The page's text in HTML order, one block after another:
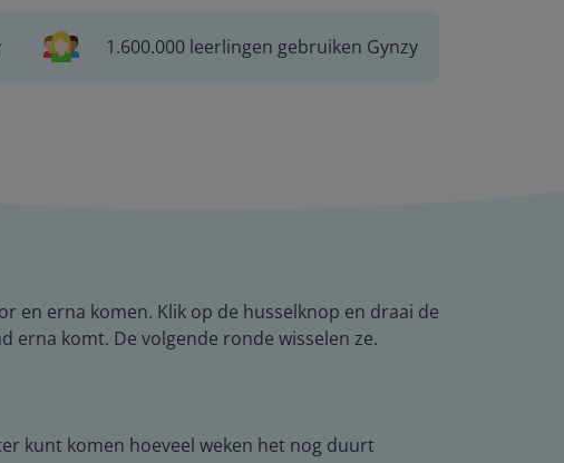
1.600.000 leerlingen gebruiken Gynzy
en erna komen. Klik op de husselknop en draai de
erna komt. De volgende ronde wisselen ze.
kunt komen hoeveel weken het nog duurt